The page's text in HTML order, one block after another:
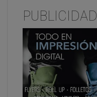
PUBLICIDAD